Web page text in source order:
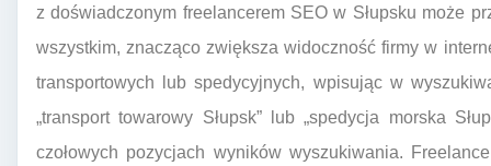
z doświadczonym freelancerem SEO w Słupsku może
wszystkim, znacząco zwiększa widoczność firmy w
transportowych lub spedycyjnych, wpisując w
„transport towarowy Słupsk” lub „spedycja morska
czołowych pozycjach wyników wyszukiwania.